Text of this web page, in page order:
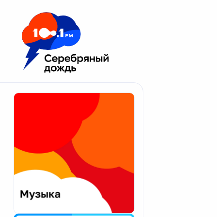
Москва 100.1 FM
Апатиты
Екатеринбург
Калининград
Калуга